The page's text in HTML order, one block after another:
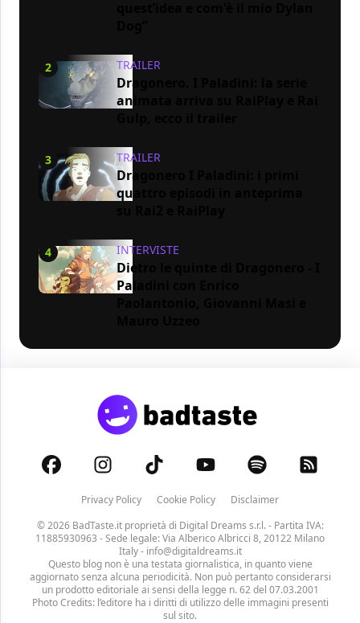
2 TRAILER
Dragonero. I Paladini: la serie
animata arriva su RaiPlay e Rai
3 TRAILER
Dragonero I Paladini: i primi
quattro episodi in anteprima
4 INTERVISTE
Dietro le quinte di Dragonero - I
Paladini con Enrico
Privacy Policy Cookie Policy
Disclaimer
© 2026 BadTaste.it proprietà di Digital Dreams s.r.l.- Partita IVA:
11885930963 - Sede legale: Via Alberico Albricci 8, 20122 Milano
Italy - info@digitaldreams.it
Questo blog non è una testata giornalistica, in quanto viene
aggiornato senza alcuna periodicità. Non può pertanto considerarsi
un prodotto editoriale ai sensi della legge n. 62 del 07.03.2001
Photo Credits: l’editore ha i diritti di utilizzo delle immagini presenti
sul sito.